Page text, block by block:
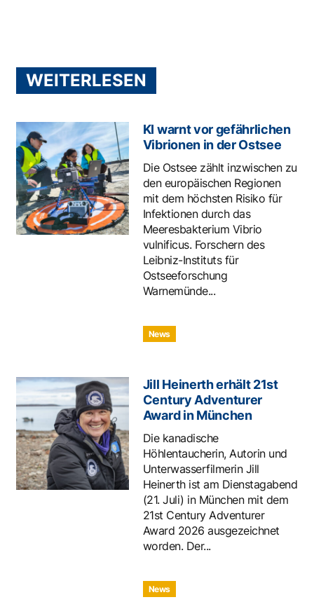
WEITERLESEN
KI warnt vor gefährlichen
Vibrionen in der Ostsee
Die Ostsee zählt inzwischen zu
den europäischen Regionen
mit dem höchsten Risiko für
Infektionen durch das
Meeresbakterium Vibrio
vulnificus. Forschern des
Leibniz-Instituts für
Ostseeforschung
Warnemünde...
News
Jill Heinerth erhält 21st
Century Adventurer
Award in München
Die kanadische
Höhlentaucherin, Autorin und
Unterwasserfilmerin Jill
Heinerth ist am Dienstagabend
(21. Juli) in München mit dem
21st Century Adventurer
Award 2026 ausgezeichnet
worden. Der...
News